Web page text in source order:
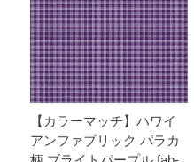
【カラーマッチ】ハワイ
アンファブリック パラカ